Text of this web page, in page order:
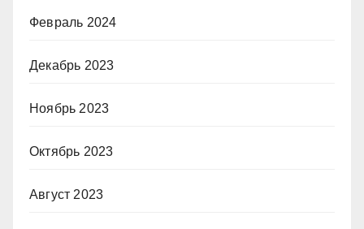
Февраль 2024
Декабрь 2023
Ноябрь 2023
Октябрь 2023
Август 2023